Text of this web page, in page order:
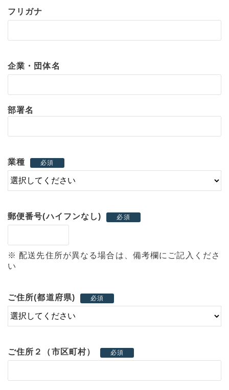
フリガナ
企業・団体名
部署名
業種 必須
郵便番号(ハイフンなし) 必須
※ 配送先住所が異なる場合は、備考欄にご記入くださ
い
ご住所(都道府県) 必須
ご住所２（市区町村） 必須